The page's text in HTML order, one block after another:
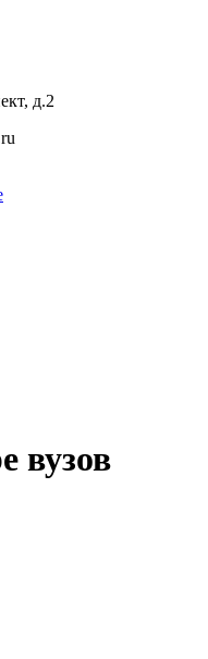
д.2
вузов